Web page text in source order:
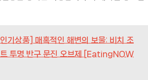
기상품] 매혹적인 해변의 보물: 비치 조
트 투명 반구 문진 오브제 [EatingNOW